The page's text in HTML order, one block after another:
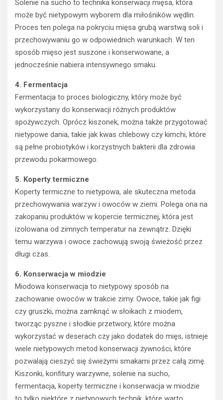
Solenie na sucho to technika konserwacji mięsa, która
może być nietypowym wyborem dla miłośników wędlin.
Proces ten polega na pokryciu mięsa grubą warstwą soli i
przechowywaniu go w odpowiednich warunkach. W ten
sposób mięso jest suszone i konserwowane, a
jednocześnie nabiera intensywnego smaku.
4. Fermentacja
Fermentacja to proces biologiczny, który może być
wykorzystany do konserwacji różnych produktów
spożywczych. Oprócz kiszonek, można także przygotować
nietypowe dania, takie jak kwas chlebowy czy kimchi, które
są pełne probiotyków i korzystnych bakterii dla zdrowia
przewodu pokarmowego.
5. Koperty termiczne
Koperty termiczne to nietypowa, ale skuteczna metoda
przechowywania warzyw i owoców w ziemi. Polega ona na
zakopaniu produktów w kopercie termicznej, która jest
izolowana od zimnych temperatur na zewnątrz. Dzięki
temu warzywa i owoce zachowują swoją świeżość przez
długi czas.
6. Konserwacja w miodzie
Miodowa konserwacja to nietypowy sposób na
zachowanie owoców w trakcie zimy. Owoce, takie jak figi
czy gruszki, można zamknąć w słoikach z miodem,
tworząc pyszne i słodkie przetwory, które można
wykorzystać w deserach czy jako dodatek do mięs, istnieje
wiele nietypowych metod konserwacji żywności, które
pozwalają cieszyć się świeżymi smakami przez całą zimę.
Kiszonki, konfitury warzywne, solenie na sucho,
fermentacja, koperty termiczne i konserwacja w miodzie